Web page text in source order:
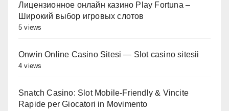
Лицензионное онлайн казино Play Fortuna –
Широкий выбор игровых слотов
5 views
Onwin Online Casino Sitesi — Slot casino sitesii
4 views
Snatch Casino: Slot Mobile‑Friendly & Vincite
Rapide per Giocatori in Movimento